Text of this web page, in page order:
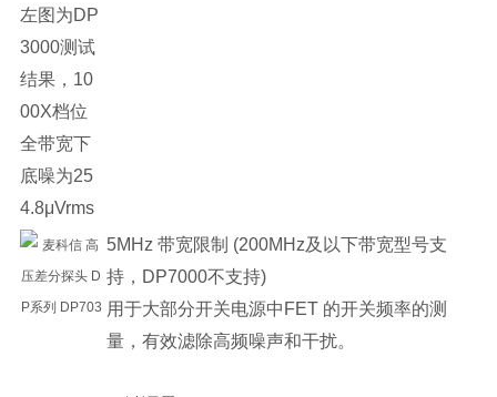
左图为DP
3000测试
结果，10
00X档位
全带宽下
底噪为25
4.8μVrms
5MHz 带宽限制 (200MHz及以下带宽型号支
持，DP7000不支持)
用于大部分开关电源中FET 的开关频率的测
量，有效滤除高频噪声和干扰。